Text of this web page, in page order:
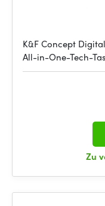
K&F Concept
All-in-One-Tech-
Zu